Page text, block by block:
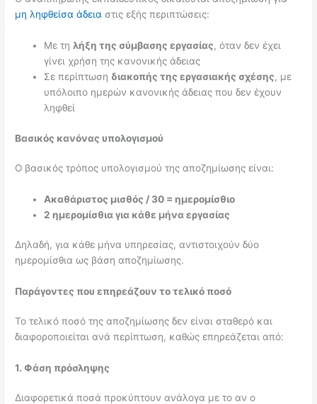
μη ληφθείσα άδεια στις εξής περιπτώσεις:
Με τηλήξη της σύμβασης εργασίας, όταν δεν έχει
γίνει χρήση της κανονικής άδειας
Σε περίπτωση διακοπής της εργασιακής σχέσης, με
υπόλοιπο ημερών κανονικής άδειας που δεν έχουν
ληφθεί
Βασικός κανόνας υπολογισμού
Ο βασικός τρόπος υπολογισμού της αποζημίωσης είναι:
Ακαθάριστος μισθός / 30 = ημερομίσθιο
2 ημερομίσθια για κάθε μήνα εργασίας
Δηλαδή, για κάθε μήνα υπηρεσίας, αντιστοιχούν δύο
ημερομίσθια ως βάση αποζημίωσης.
Παράγοντες που επηρεάζουν το τελικό ποσό
Το τελικό ποσό της αποζημίωσης δεν είναι σταθερό και
διαφοροποιείται ανά περίπτωση, καθώς επηρεάζεται από:
1. Φάση πρόσληψης
Διαφορετικά ποσά προκύπτουν ανάλογα με το αν ο